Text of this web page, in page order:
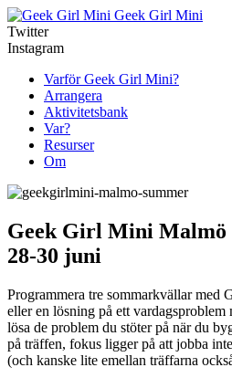
Geek Girl Mini
Twitter
Instagram
Varför Geek Girl Mini?
Arrangera
Aktivitetsbank
Var?
Resurser
Om
Geek Girl Mini Malmö
28-30 juni
Programmera tre sommarkvällar med
eller en lösning på ett
lösa de problem du stöter på när du
på träffen, fokus ligger på att jobba
(och kanske lite emellan träffarna